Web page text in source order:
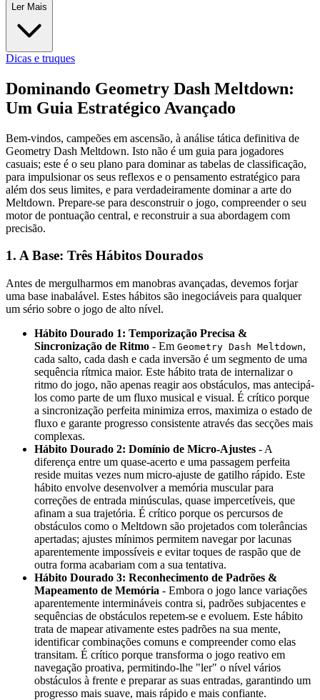
Ler Mais
Dicas e truques
Dominando Geometry Dash Meltdown:
Um Guia Estratégico Avançado
Bem-vindos, campeões em ascensão, à análise tática definitiva de
Geometry Dash Meltdown. Isto não é um guia para jogadores
casuais; este é o seu plano para dominar as tabelas de classificação,
para impulsionar os seus reflexos e o pensamento estratégico para
além dos seus limites, e para verdadeiramente dominar a arte do
Meltdown. Prepare-se para desconstruir o jogo, compreender o seu
motor de pontuação central, e reconstruir a sua abordagem com
precisão.
1. A Base: Três Hábitos Dourados
Antes de mergulharmos em manobras avançadas, devemos forjar
uma base inabalável. Estes hábitos são inegociáveis para qualquer
um sério sobre o jogo de alto nível.
Hábito Dourado 1: Temporização Precisa &
Sincronização de Ritmo - Em Geometry Dash Meltdown,
cada salto, cada dash e cada inversão é um segmento de uma
sequência rítmica maior. Este hábito trata de internalizar o
ritmo do jogo, não apenas reagir aos obstáculos, mas antecipá-
los como parte de um fluxo musical e visual. É crítico porque
a sincronização perfeita minimiza erros, maximiza o estado de
fluxo e garante progresso consistente através das secções mais
complexas.
Hábito Dourado 2: Domínio de Micro-Ajustes - A
diferença entre um quase-acerto e uma passagem perfeita
reside muitas vezes num micro-ajuste de gatilho rápido. Este
hábito envolve desenvolver a memória muscular para
correções de entrada minúsculas, quase impercetíveis, que
afinam a sua trajetória. É crítico porque os percursos de
obstáculos como o Meltdown são projetados com tolerâncias
apertadas; ajustes mínimos permitem navegar por lacunas
aparentemente impossíveis e evitar toques de raspão que de
outra forma acabariam com a sua tentativa.
Hábito Dourado 3: Reconhecimento de Padrões &
Mapeamento de Memória - Embora o jogo lance variações
aparentemente intermináveis contra si, padrões subjacentes e
sequências de obstáculos repetem-se e evoluem. Este hábito
trata de mapear ativamente estes padrões na sua mente,
identificar combinações comuns e compreender como elas
transitam. É crítico porque transforma o jogo reativo em
navegação proativa, permitindo-lhe "ler" o nível vários
obstáculos à frente e preparar as suas entradas, garantindo um
progresso mais suave, mais rápido e mais confiante.